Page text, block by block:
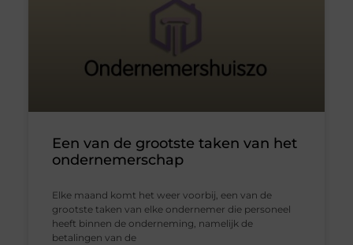
Een van de grootste taken van het
ondernemerschap
Elke maand komt het weer voorbij, een van de
grootste taken van elke ondernemer die personeel
heeft binnen de onderneming, namelijk de
betalingen van de